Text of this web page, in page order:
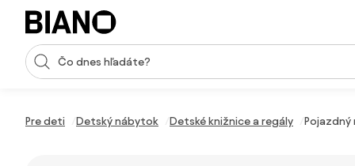
Preskočiť navigáciu, prejsť na obsah
Vstup pre vyhľadávanie
Pre deti Detský nábytok Detské knižnice a regály